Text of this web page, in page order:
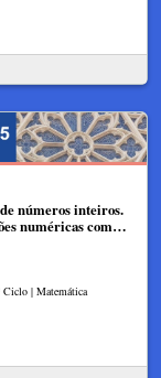
números inteiros.
numéricas com…
Ciclo | Matemática